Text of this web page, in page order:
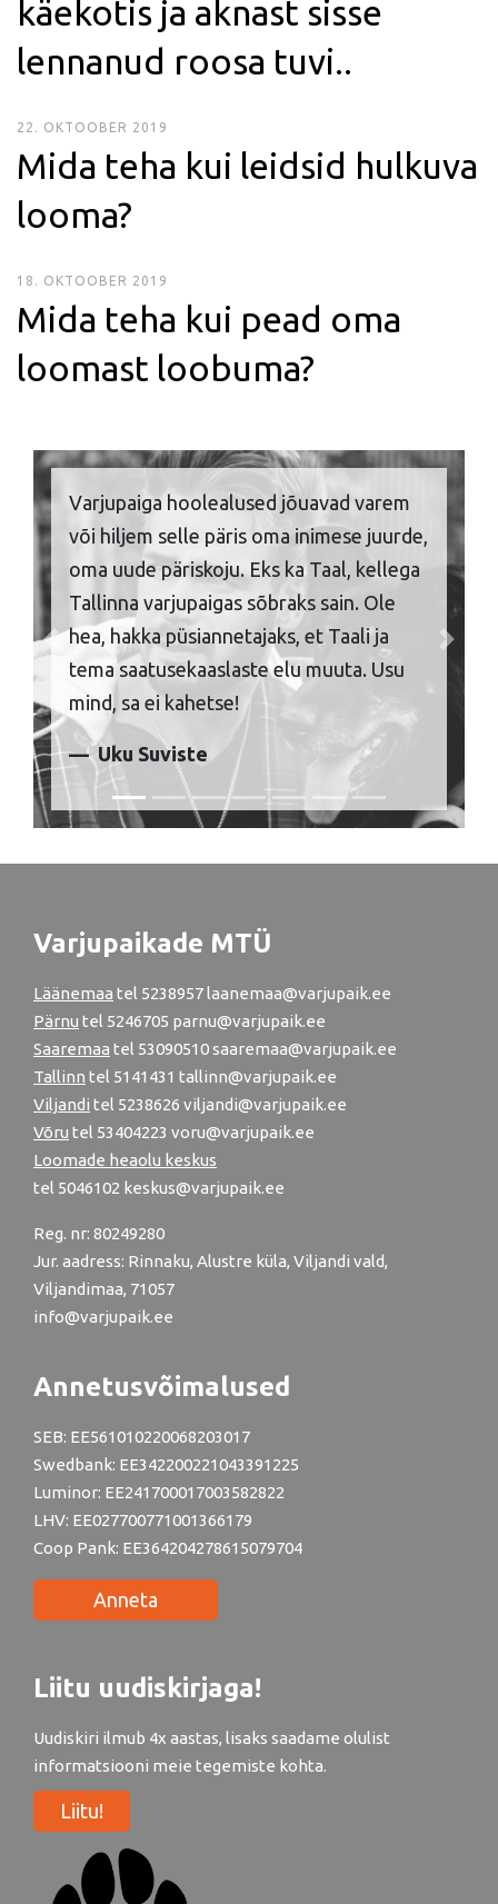
käekotis ja aknast sisse
lennanud roosa tuvi..
22. OKTOOBER 2019
Mida teha kui leidsid hulkuva
looma?
18. OKTOOBER 2019
Mida teha kui pead oma
loomast loobuma?
Varjupaiga hoolealused jõuavad varem
või hiljem selle päris oma inimese juurde,
oma uude päriskoju. Eks ka Taal, kellega
Tallinna varjupaigas sõbraks sain. Ole
hea, hakka püsiannetajaks, et Taali ja
tema saatusekaaslaste elu muuta. Usu
mind, sa ei kahetse!
Uku Suviste
Previous Next
Varjupaikade MTÜ
Läänemaa tel 5238957 laanemaa@varjupaik.ee
Pärnu tel 5246705 parnu@varjupaik.ee
Saaremaa tel 53090510 saaremaa@varjupaik.ee
Tallinn tel 5141431 tallinn@varjupaik.ee
Viljandi tel 5238626 viljandi@varjupaik.ee
Võru tel 53404223 voru@varjupaik.ee
Loomade heaolu keskus
tel 5046102 keskus@varjupaik.ee
Reg. nr: 80249280
Jur. aadress: Rinnaku, Alustre küla, Viljandi vald,
Viljandimaa, 71057
info@varjupaik.ee
Annetusvõimalused
SEB: EE561010220068203017
Swedbank: EE342200221043391225
Luminor: EE241700017003582822
LHV: EE027700771001366179
Coop Pank: EE364204278615079704
Anneta
Liitu uudiskirjaga!
Uudiskiri ilmub 4x aastas, lisaks saadame olulist
informatsiooni meie tegemiste kohta.
Liitu!